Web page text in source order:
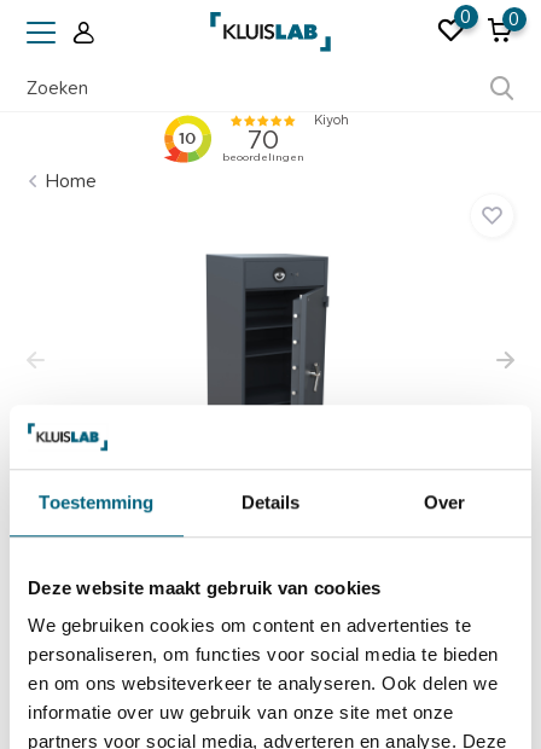
Toestemming Details Over
Deze website maakt gebruik van cookies
We gebruiken cookies om content en advertenties te
personaliseren, om functies voor social media te bieden
en om ons websiteverkeer te analyseren. Ook delen we
informatie over uw gebruik van onze site met onze
partners voor social media, adverteren en analyse. Deze
0 0
Home
Salvus Tivoli 4 EL
Bekijk alles Afstortkluis
4.058,-
Op voorraad: .